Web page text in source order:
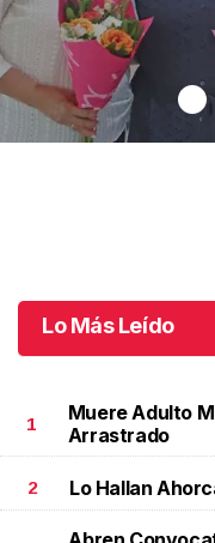
Lo Más Leído
1
Muere Adulto
Arrastrado
2 Lo Hallan